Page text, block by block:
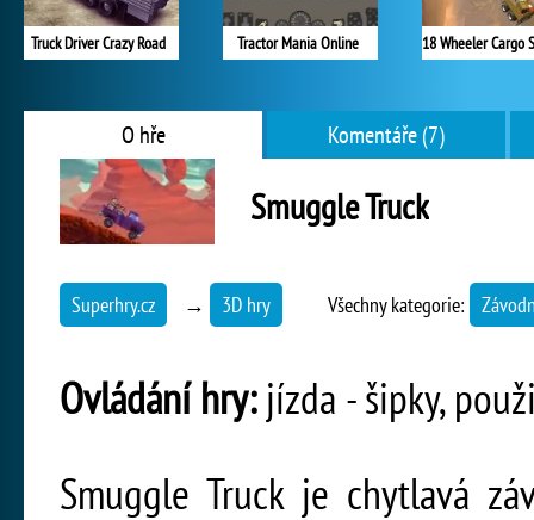
Truck Driver Crazy Road Tractor Mania Online
O hře Komentáře (7)
Smuggle Truck
Superhry.cz → 3D hry Všechny kategorie:
Ovládání hry:jízda - šipky,
Smuggle Truck je chytlavá